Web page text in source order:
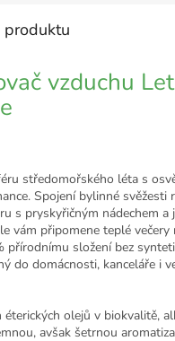
vzduchu
středomořského léta s
Spojení bylinné svěžesti
s pryskyřičným nádechem a
vám připomene teplé večery
přírodnímu složení bez
do domácnosti, kanceláře i
éterických olejů v biokvalitě,
avšak šetrnou